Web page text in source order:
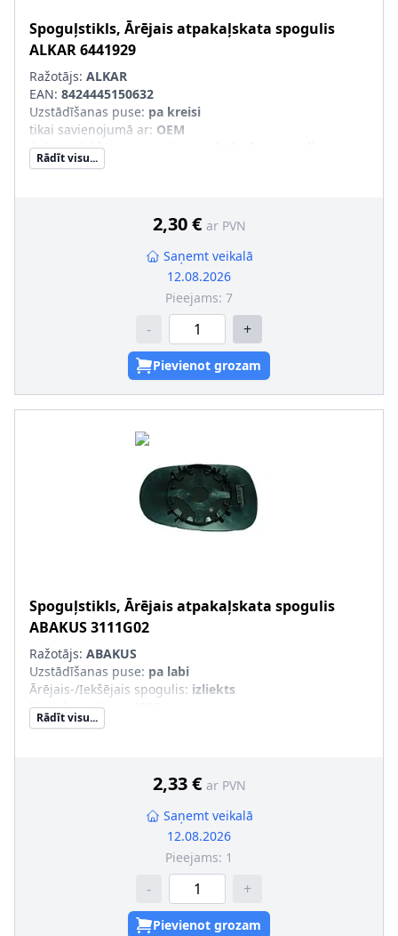
Spoguļstikls, Ārējais atpakaļskata spogulis
ALKAR6441929
Ražotājs: ALKAR
EAN: 8424445150632
Uzstādīšanas puse: pa kreisi
tikai savienojumā ar: OEM
Ārējais-/Iekšējais spogulis
Rādīt visu...
2,30 € ar PVN
Saņemt veikalā
12.08.2026
Pieejams: 7
- +
Pievienot grozam
Spoguļstikls, Ārējais atpakaļskata spogulis
ABAKUS3111G02
Ražotājs: ABAKUS
Uzstādīšanas puse: pa labi
Ārējais-/Iekšējais spogulis: izliekts
Modeļa gads no
Modeļa gads līdz
Rādīt visu...
2,33 € ar PVN
Saņemt veikalā
12.08.2026
Pieejams: 1
- +
Pievienot grozam